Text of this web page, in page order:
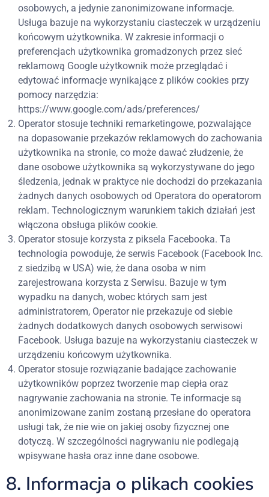
osobowych, a jedynie zanonimizowane informacje.
Usługa bazuje na wykorzystaniu ciasteczek w urządzeniu
końcowym użytkownika. W zakresie informacji o
preferencjach użytkownika gromadzonych przez sieć
reklamową Google użytkownik może przeglądać i
edytować informacje wynikające z plików cookies przy
pomocy narzędzia:
https://www.google.com/ads/preferences/
Operator stosuje techniki remarketingowe, pozwalające
na dopasowanie przekazów reklamowych do zachowania
użytkownika na stronie, co może dawać złudzenie, że
dane osobowe użytkownika są wykorzystywane do jego
śledzenia, jednak w praktyce nie dochodzi do przekazania
żadnych danych osobowych od Operatora do operatorom
reklam. Technologicznym warunkiem takich działań jest
włączona obsługa plików cookie.
Operator stosuje korzysta z piksela Facebooka. Ta
technologia powoduje, że serwis Facebook (Facebook Inc.
z siedzibą w USA) wie, że dana osoba w nim
zarejestrowana korzysta z Serwisu. Bazuje w tym
wypadku na danych, wobec których sam jest
administratorem, Operator nie przekazuje od siebie
żadnych dodatkowych danych osobowych serwisowi
Facebook. Usługa bazuje na wykorzystaniu ciasteczek w
urządzeniu końcowym użytkownika.
Operator stosuje rozwiązanie badające zachowanie
użytkowników poprzez tworzenie map ciepła oraz
nagrywanie zachowania na stronie. Te informacje są
anonimizowane zanim zostaną przesłane do operatora
usługi tak, że nie wie on jakiej osoby fizycznej one
dotyczą. W szczególności nagrywaniu nie podlegają
wpisywane hasła oraz inne dane osobowe.
8. Informacja o plikach cookies